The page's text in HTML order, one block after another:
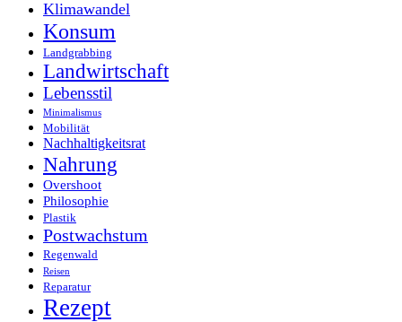
Klimawandel
Konsum
Landgrabbing
Landwirtschaft
Lebensstil
Minimalismus
Mobilität
Nachhaltigkeitsrat
Nahrung
Overshoot
Philosophie
Plastik
Postwachstum
Regenwald
Reisen
Reparatur
Rezept